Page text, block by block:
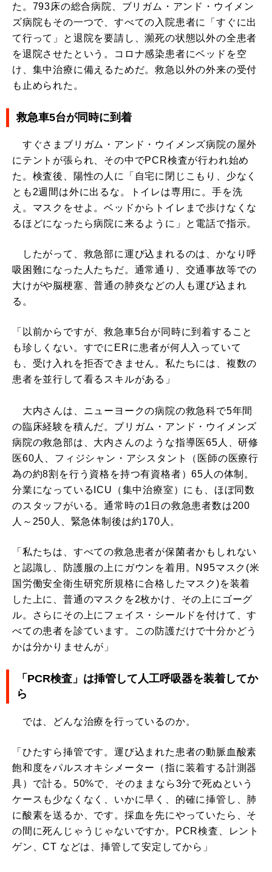
た。793床の総合病院、ブリガム・アンド・ウイメン
ズ病院もその一つで、すべての入院患者に「すぐに出
て行って」と退院を要請し、瀕死の状態以外の全患者
を退院させたという。コロナ感染患者にベッドを空
け、集中治療に備えるためだ。救急以外の外来の受付
も止められた。
救急車5台が同時に到着
すぐさまブリガム・アンド・ウイメンズ病院の屋外
にテントが張られ、その中でPCR検査が行われ始め
た。検査後、陽性の人に「自宅に閉じこもり、少なく
とも2週間は外に出るな。トイレは専用に。手を洗
え。マスクをせよ。ベッドからトイレまで歩けなくな
るほどになったら病院に来るように」と電話で指示。
したがって、救急部に運び込まれるのは、かなり呼
吸困難になった人たちだ。通常通り、交通事故等での
大けがや脳梗塞、普通の肺炎などの人も運び込まれ
る。
「以前からですが、救急車5台が同時に到着すること
も珍しくない。すでにERに患者が何人入っていて
も、受け入れを拒否できません。私たちには、複数の
患者を並行して看るスキルがある」
大内さんは、ニューヨークの病院の救急科で5年間
の臨床経験を積んだ。ブリガム・アンド・ウイメンズ
病院の救急部は、大内さんのような指導医65人、研修
医60人、フィジシャン・アシスタント（医師の医療行
為の約8割を行う資格を持つ有資格者）65人の体制。
分業になっているICU（集中治療室）にも、ほぼ同数
のスタッフがいる。通常時の1日の救急患者数は200
人～250人、緊急体制後は約170人。
「私たちは、すべての救急患者が保菌者かもしれない
と認識し、防護服の上にガウンを着用。N95マスク(米
国労働安全衛生研究所規格に合格したマスク)を装着
した上に、普通のマスクを2枚かけ、その上にゴーグ
ル。さらにその上にフェイス・シールドを付けて、す
べての患者を診ています。この防護だけで十分かどう
かは分かりませんが」
「PCR検査」は挿管して人工呼吸器を装着してか
ら
では、どんな治療を行っているのか。
「ひたすら挿管です。運び込まれた患者の動脈血酸素
飽和度をパルスオキシメーター（指に装着する計測器
具）で計る。50%で、そのままなら3分で死ぬという
ケースも少なくなく、いかに早く、的確に挿管し、肺
に酸素を送るか、です。採血を先にやっていたら、そ
の間に死んじゃうじゃないですか。PCR検査、レント
ゲン、CT などは、挿管して安定してから」